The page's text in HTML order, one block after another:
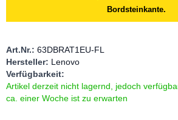
Bordsteinkante.
Art.Nr.: 63DBRAT1EU-FL
Hersteller: Lenovo
Verfügbarkeit:
Artikel derzeit nicht lagernd, jedoch
ca. einer Woche ist zu erwarten